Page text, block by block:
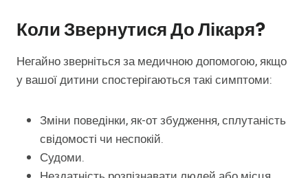
Коли Звернутися До Лікаря?
Негайно зверніться за медичною допомогою, якщо
у вашої дитини спостерігаються такі симптоми:
Зміни поведінки, як-от збудження, сплутаність
свідомості чи неспокій.
Судоми.